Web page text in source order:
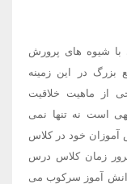
با شیوه های پرورش
بزرگ در این زمینه
ماهیت خلاقیت
است نه تنها نمی
آموزان خود در کلاس
زمان کلاس درس
دانش آموز سرکوب می